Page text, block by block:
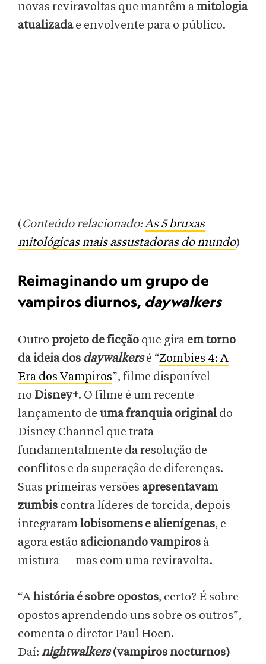
novas reviravoltas que mantêm a mitologia
atualizadae envolvente para o público.
(Conteúdo relacionado:As 5 bruxas
mitológicas mais assustadoras do mundo)
Reimaginando um grupo de
vampiros diurnos, daywalkers
Outro projeto de ficção que gira em torno
da ideia dos daywalkers é “Zombies 4: A
Era dos Vampiros”, filme disponível
no Disney+. O filme é um recente
lançamento de uma franquia original do
Disney Channel que trata
fundamentalmente da resolução de
conflitos e da superação de diferenças.
Suas primeiras versões apresentavam
zumbis contra líderes de torcida, depois
integraramlobisomens e alienígenas, e
agora estão adicionando vampiros à
mistura — mas com uma reviravolta.
“Ahistória é sobre opostos, certo? É sobre
opostos aprendendo uns sobre os outros”,
comenta o diretor Paul Hoen.
Daí: nightwalkers(vampiros nocturnos)